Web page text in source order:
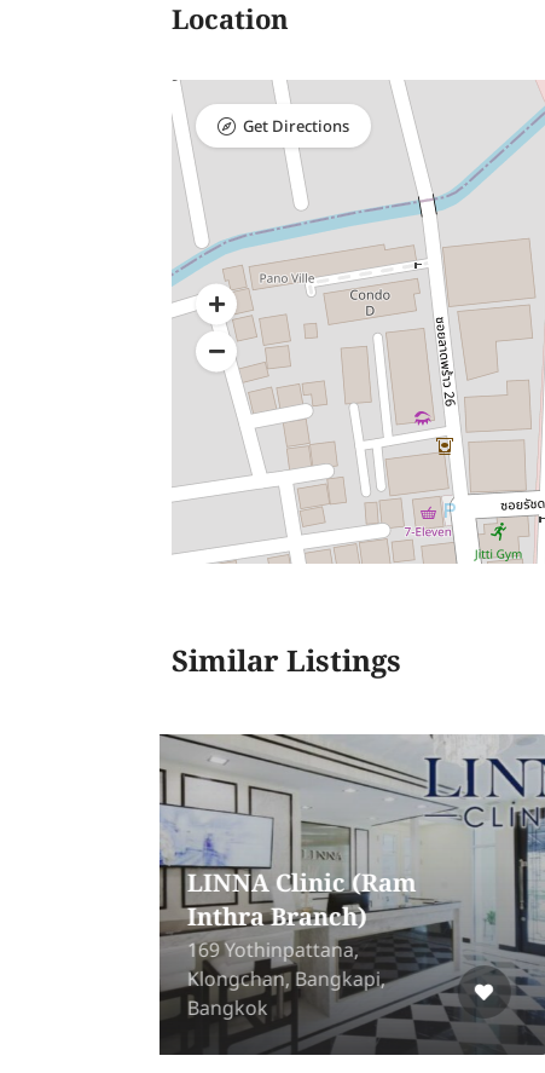
Location
Get Directions
Similar Listings
Beauteous Clinic
388/42, hic District,
Ramkhamhaeng
53,Phlabphla, Wang
Thonglang, Bangkok 10310